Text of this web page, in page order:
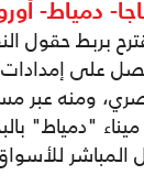
دمياط-
بربط حقول
على إمدادات
ومنه عبر
"دمياط"